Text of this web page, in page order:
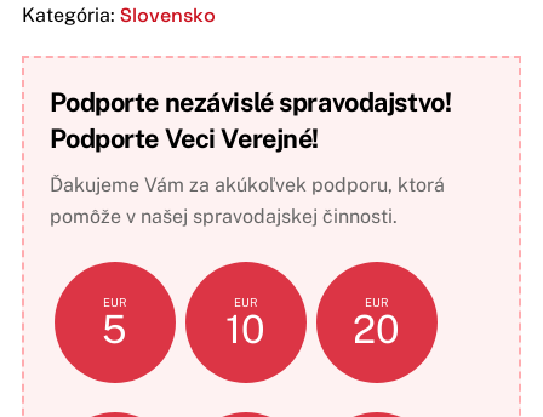
Kategória: Slovensko
Podporte nezávislé spravodajstvo!
Podporte Veci Verejné!
Ďakujeme Vám za akúkoľvek podporu, ktorá
pomôže v našej spravodajskej činnosti.
EUR
5
EUR
10
EUR
20